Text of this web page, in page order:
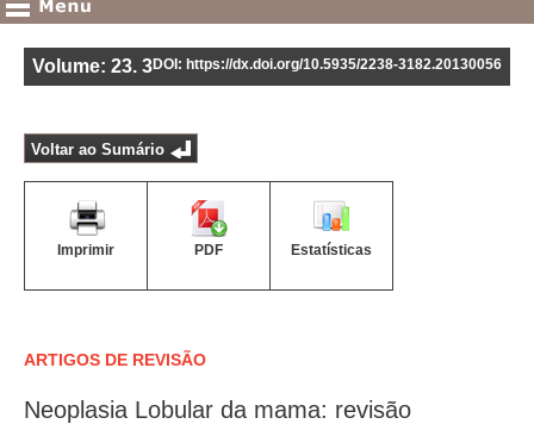
Volume: 23. 3DOI: https://dx.doi.org/10.5935/2238-3182.20130056
Voltar ao Sumário
Imprimir PDF Estatísticas
ARTIGOS DE REVISÃO
Neoplasia Lobular da mama: revisão